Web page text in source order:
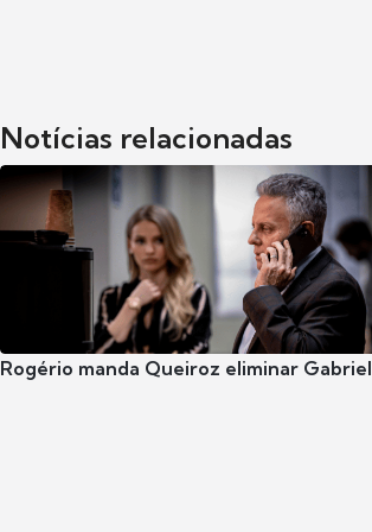
Notícias relacionadas
Rogério manda Queiroz eliminar Gabriel